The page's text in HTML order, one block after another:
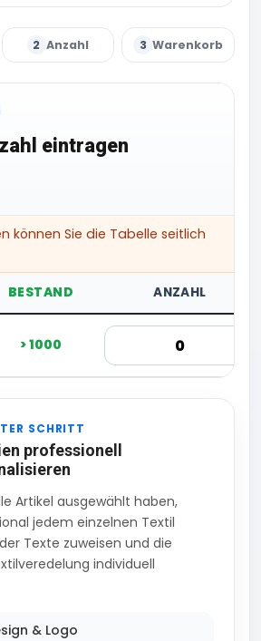
2 Anzahl 3 Warenkorb
eintragen
können Sie die Tabelle seitlich
BESTAND ANZAHL
> 1000
SCHRITT
professionell
Artikel ausgewählt haben,
jedem einzelnen Textil
Texte zuweisen und die
individuell
& Logo